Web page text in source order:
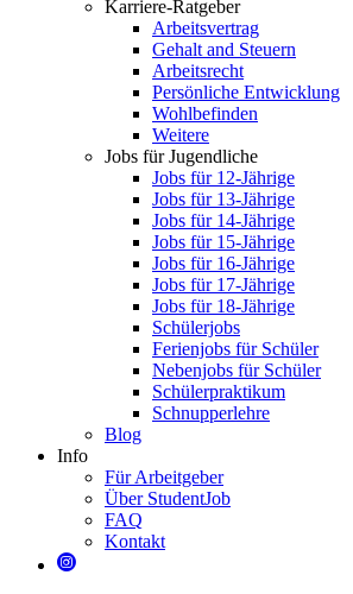
Karriere-Ratgeber
Arbeitsvertrag
Gehalt and Steuern
Arbeitsrecht
Persönliche Entwicklung
Wohlbefinden
Weitere
Jobs für Jugendliche
Jobs für 12-Jährige
Jobs für 13-Jährige
Jobs für 14-Jährige
Jobs für 15-Jährige
Jobs für 16-Jährige
Jobs für 17-Jährige
Jobs für 18-Jährige
Schülerjobs
Ferienjobs für Schüler
Nebenjobs für Schüler
Schülerpraktikum
Schnupperlehre
Blog
Info
Für Arbeitgeber
Über StudentJob
FAQ
Kontakt